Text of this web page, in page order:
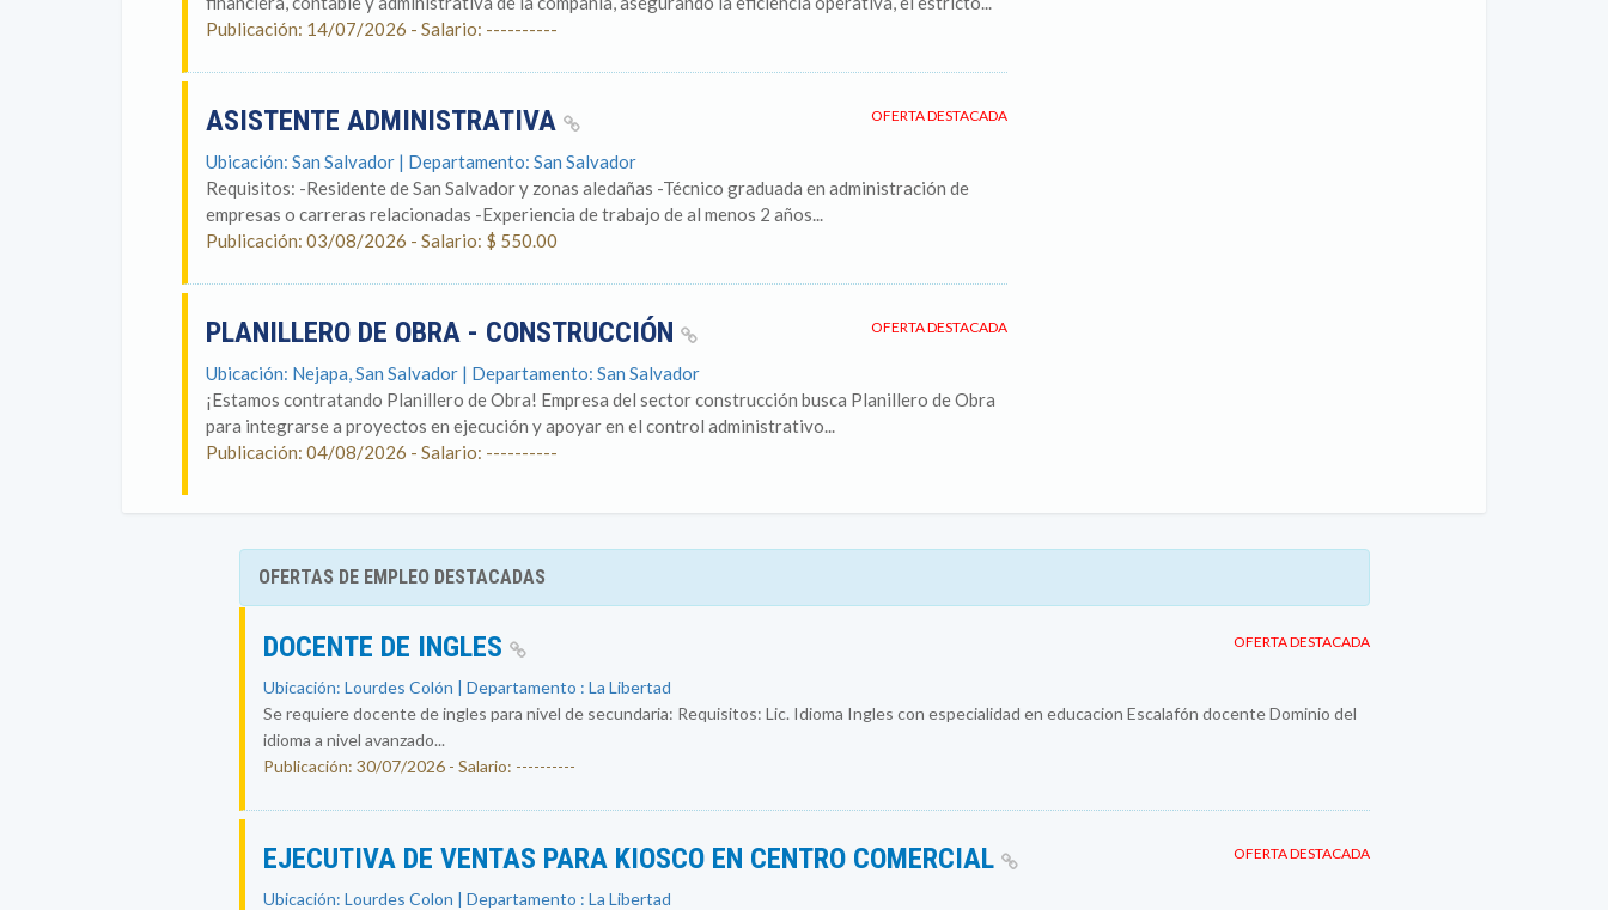
Publicación: 14/07/2026 - Salario: ----------
OFERTA DESTACADA
ASISTENTE ADMINISTRATIVA
Ubicación: San Salvador | Departamento: San Salvador
Requisitos: -Residente de San Salvador y zonas aledañas -Técnico graduada en administración de
empresas o carreras relacionadas -Experiencia de trabajo de al menos 2 años...
Publicación: 03/08/2026 - Salario: $ 550.00
OFERTA DESTACADA
PLANILLERO DE OBRA - CONSTRUCCIÓN
Ubicación: Nejapa, San Salvador | Departamento: San Salvador
¡Estamos contratando Planillero de Obra! Empresa del sector construcción busca Planillero de Obra
para integrarse a proyectos en ejecución y apoyar en el control administrativo...
Publicación: 04/08/2026 - Salario: ----------
OFERTAS DE EMPLEO DESTACADAS
OFERTA DESTACADA
DOCENTE DE INGLES
Ubicación: Lourdes Colón | Departamento : La Libertad
Se requiere docente de ingles para nivel de secundaria: Requisitos: Lic. Idioma Ingles con especialidad en educacion Escalafón docente Dominio del
idioma a nivel avanzado...
Publicación: 30/07/2026 - Salario: ----------
OFERTA DESTACADA
EJECUTIVA DE VENTAS PARA KIOSCO EN CENTRO COMERCIAL
Ubicación: Lourdes Colon | Departamento : La Libertad